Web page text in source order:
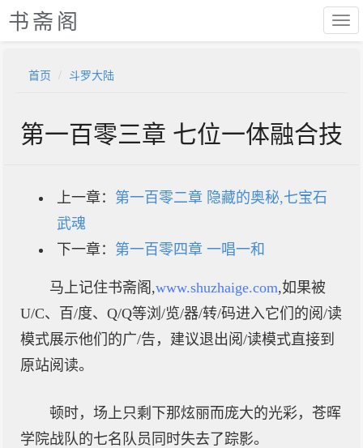
书斋阁
首页 斗罗大陆
第一百零三章 七位一体融合技
上一章： 第一百零二章 隐藏的奥秘,七宝石
武魂
下一章： 第一百零四章 一唱一和
马上记住书斋阁,www.shuzhaige.com,如果被
U/C、百/度、Q/Q等浏/览/器/转/码进入它们的阅/读
模式展示他们的广/告，建议退出阅/读模式直接到
原站阅读。
顿时，场上只剩下那炫丽而庞大的光彩，苍晖
学院战队的七名队员同时失去了踪影。